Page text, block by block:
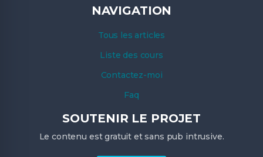
NAVIGATION
Tous les articles
Liste des cours
Contactez-moi
Faq
SOUTENIR LE PROJET
Le contenu est gratuit et sans pub intrusive.